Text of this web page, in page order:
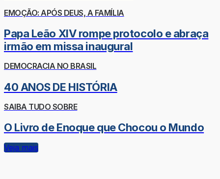
EMOÇÃO: APÓS DEUS, A FAMÍLIA
Papa Leão XIV rompe protocolo e abraça
irmão em missa inaugural
DEMOCRACIA NO BRASIL
40 ANOS DE HISTÓRIA
SAIBA TUDO SOBRE
O Livro de Enoque que Chocou o Mundo
Veja mais